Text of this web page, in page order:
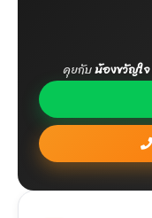
คุยกับน้องขวัญใจ